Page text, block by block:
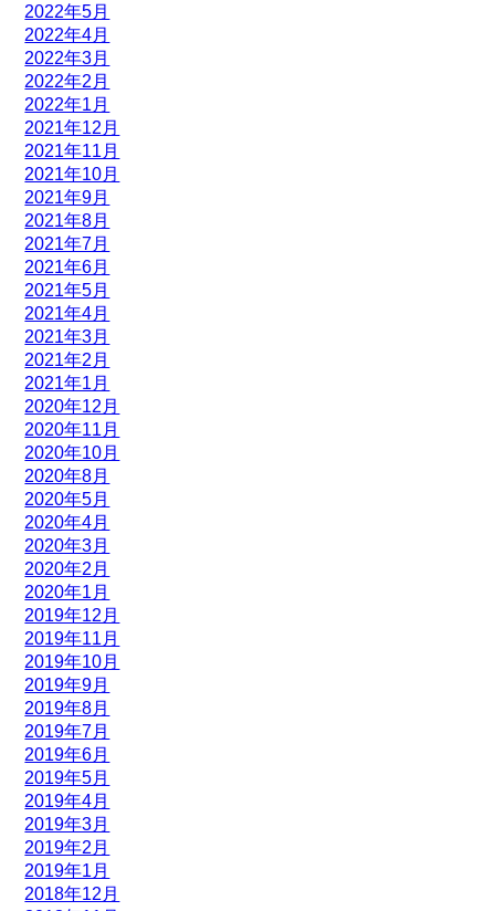
2022年5月
2022年4月
2022年3月
2022年2月
2022年1月
2021年12月
2021年11月
2021年10月
2021年9月
2021年8月
2021年7月
2021年6月
2021年5月
2021年4月
2021年3月
2021年2月
2021年1月
2020年12月
2020年11月
2020年10月
2020年8月
2020年5月
2020年4月
2020年3月
2020年2月
2020年1月
2019年12月
2019年11月
2019年10月
2019年9月
2019年8月
2019年7月
2019年6月
2019年5月
2019年4月
2019年3月
2019年2月
2019年1月
2018年12月